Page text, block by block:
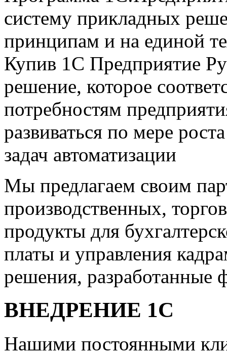
систему прикладных
принципам и на единой
Купив 1С Предприятие
решение, которое
потребностям
развиваться по мере
задач автоматизации
Мы предлагаем своим
производственных,
продукты для
платы и управления
решения, разработанные
ВНЕДРЕНИЕ 1С
Нашими постоянными